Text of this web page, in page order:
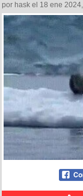
por hask el 18 ene